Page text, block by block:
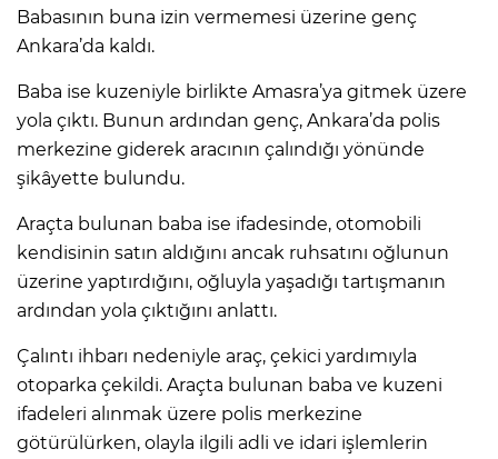
Babasının buna izin vermemesi üzerine genç
Ankara’da kaldı.
Baba ise kuzeniyle birlikte Amasra’ya gitmek üzere
yola çıktı. Bunun ardından genç, Ankara’da polis
merkezine giderek aracının çalındığı yönünde
şikâyette bulundu.
Araçta bulunan baba ise ifadesinde, otomobili
kendisinin satın aldığını ancak ruhsatını oğlunun
üzerine yaptırdığını, oğluyla yaşadığı tartışmanın
ardından yola çıktığını anlattı.
Çalıntı ihbarı nedeniyle araç, çekici yardımıyla
otoparka çekildi. Araçta bulunan baba ve kuzeni
ifadeleri alınmak üzere polis merkezine
götürülürken, olayla ilgili adli ve idari işlemlerin